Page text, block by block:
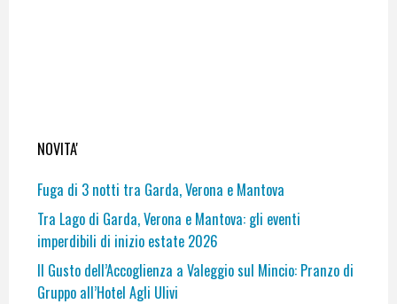
NOVITA'
Fuga di 3 notti tra Garda, Verona e Mantova
Tra Lago di Garda, Verona e Mantova: gli eventi
imperdibili di inizio estate 2026
Il Gusto dell’Accoglienza a Valeggio sul Mincio: Pranzo di
Gruppo all’Hotel Agli Ulivi